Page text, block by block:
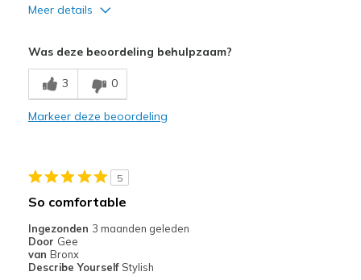
Meer details
Comfortable
Durable
Casual Wear
Width
Sizing
Feels true to size
Was deze beoordeling behulpzaam?
3 0
Markeer deze beoordeling
5
So comfortable
Ingezonden 3 maanden geleden
Door Gee
van Bronx
Describe Yourself Stylish